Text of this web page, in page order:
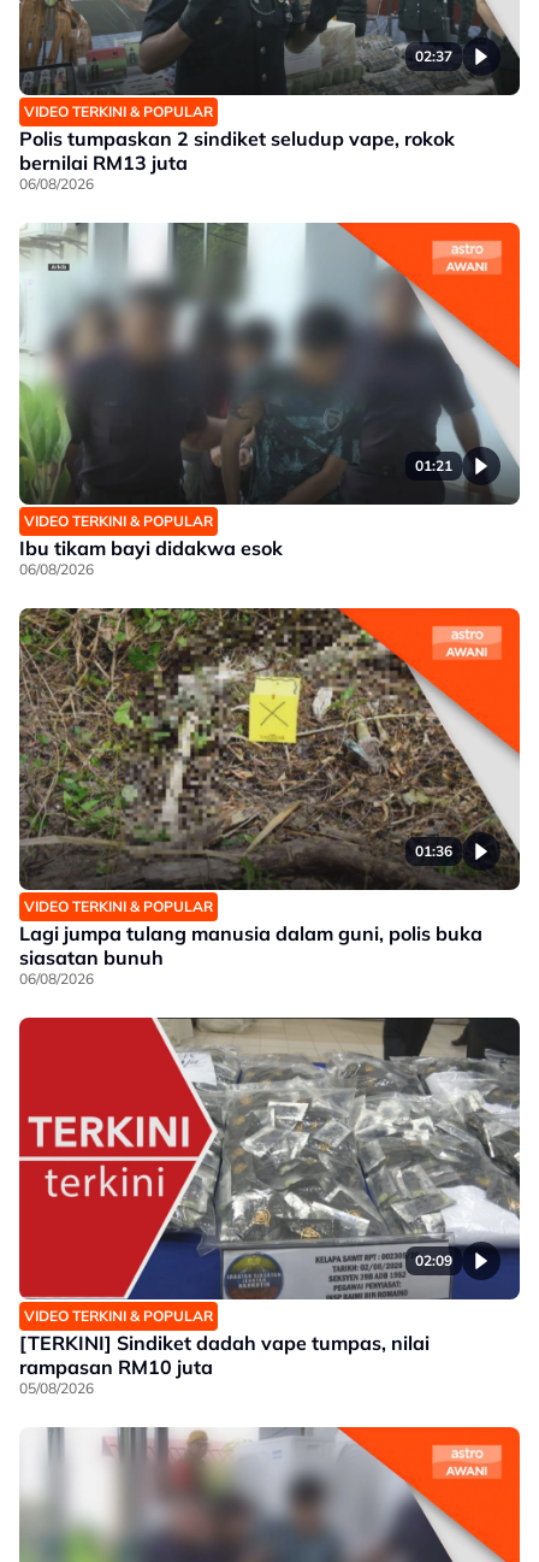
02:37
VIDEO TERKINI & POPULAR
Polis tumpaskan 2 sindiket seludup vape, rokok
bernilai RM13 juta
06/08/2026
01:21
VIDEO TERKINI & POPULAR
Ibu tikam bayi didakwa esok
06/08/2026
01:36
VIDEO TERKINI & POPULAR
Lagi jumpa tulang manusia dalam guni, polis buka
siasatan bunuh
06/08/2026
02:09
VIDEO TERKINI & POPULAR
[TERKINI] Sindiket dadah vape tumpas, nilai
rampasan RM10 juta
05/08/2026